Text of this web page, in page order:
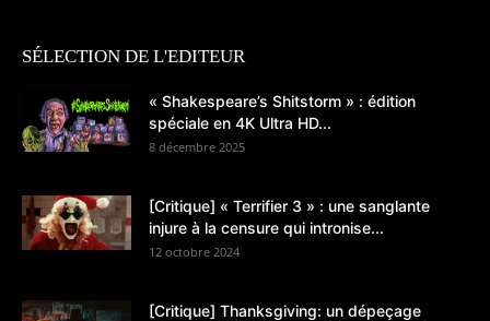
SÉLECTION DE L'EDITEUR
« Shakespeare’s Shitstorm » : édition
spéciale en 4K Ultra HD...
8 décembre 2025
[Critique] « Terrifier 3 » : une sanglante
injure à la censure qui intronise...
12 octobre 2024
[Critique] Thanksgiving: un dépeçage